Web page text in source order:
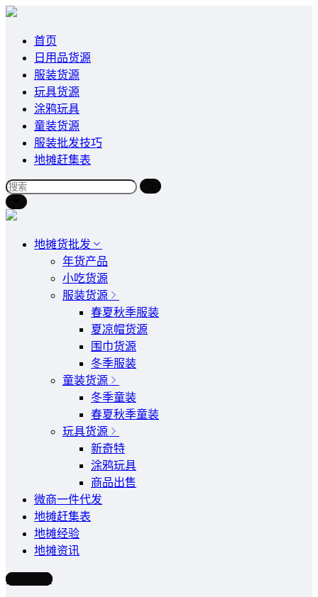
首页
日用品货源
服装货源
玩具货源
涂鸦玩具
童装货源
服装批发技巧
地摊赶集表
地摊货批发
年货产品
小吃货源
服装货源
春夏秋季服装
夏凉帽货源
围巾货源
冬季服装
童装货源
冬季童装
春夏秋季童装
玩具货源
新奇特
涂鸦玩具
商品出售
微商一件代发
地摊赶集表
地摊经验
地摊资讯
写文章